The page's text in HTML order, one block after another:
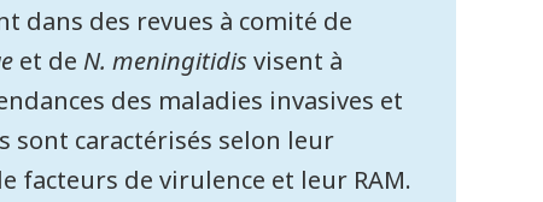
dans des revues à comité de
et de N. meningitidis visent à
des maladies invasives et
sont caractérisés selon leur
facteurs de virulence et leur RAM.